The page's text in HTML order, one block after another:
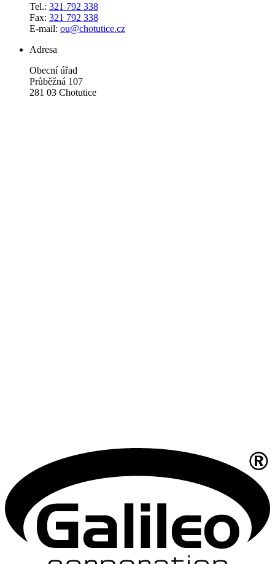
Tel.: 321 792 338
Fax: 321 792 338
E-mail: ou@chotutice.cz
Adresa
Obecní úřad
Průběžná 107
281 03 Chotutice